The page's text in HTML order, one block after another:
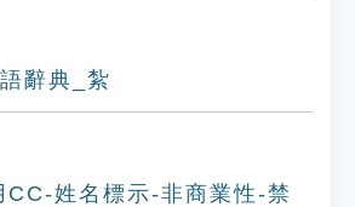
辭典_紮
CC-姓名標示-非商業性-禁